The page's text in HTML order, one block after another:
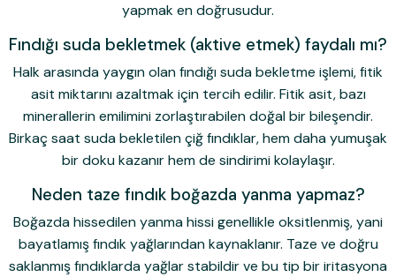
yapmak en doğrusudur.
Fındığı suda bekletmek (aktive etmek) faydalı mı?
Halk arasında yaygın olan fındığı suda bekletme işlemi, fitik
asit miktarını azaltmak için tercih edilir. Fitik asit, bazı
minerallerin emilimini zorlaştırabilen doğal bir bileşendir.
Birkaç saat suda bekletilen çiğ fındıklar, hem daha yumuşak
bir doku kazanır hem de sindirimi kolaylaşır.
Neden taze fındık boğazda yanma yapmaz?
Boğazda hissedilen yanma hissi genellikle oksitlenmiş, yani
bayatlamış fındık yağlarından kaynaklanır. Taze ve doğru
saklanmış fındıklarda yağlar stabildir ve bu tip bir iritasyona